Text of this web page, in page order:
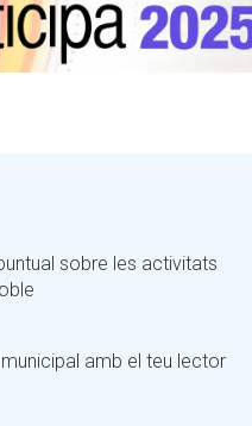
sobre les activitats
amb el teu lector